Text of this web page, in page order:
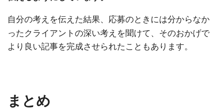
自分の考えを伝えた結果、応募のときには分からなか
ったクライアントの深い考えを聞けて、そのおかげで
より良い記事を完成させられたこともあります。
まとめ